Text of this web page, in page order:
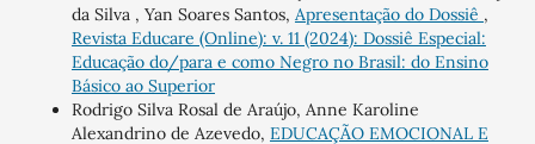
da Silva , Yan Soares Santos, Apresentação do Dossiê ,
Revista Educare (Online): v. 11 (2024): Dossiê Especial:
Educação do/para e como Negro no Brasil: do Ensino
Básico ao Superior
Rodrigo Silva Rosal de Araújo, Anne Karoline
Alexandrino de Azevedo, EDUCAÇÃO EMOCIONAL E